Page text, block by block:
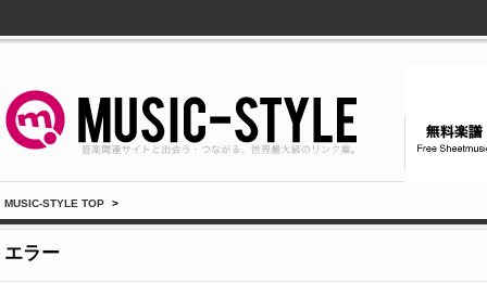
MUSIC-STYLE TOP >
エラー